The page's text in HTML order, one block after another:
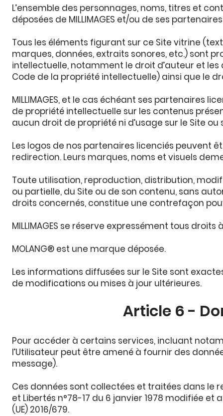
L’ensemble des personnages, noms, titres et
déposées de MILLIMAGES et/ou de ses
Tous les éléments figurant sur ce Site vitrine
marques, données, extraits sonores, etc.) sont
intellectuelle, notamment le droit d’auteur et les
Code de la propriété intellectuelle) ainsi que le
MILLIMAGES, et le cas échéant ses partenaires
de propriété intellectuelle sur les contenus
aucun droit de propriété ni d’usage sur le Site ou
Les logos de nos partenaires licenciés
redirection. Leurs marques, noms et visuels
Toute utilisation, reproduction, distribution,
ou partielle, du Site ou de son contenu, sans
droits concernés, constitue une contrefaçon
MILLIMAGES se réserve expressément tous droits
MOLANG® est une marque déposée.
Les informations diffusées sur le Site sont
de modifications ou mises à jour ultérieures.
Article 6 -
Pour accéder à certains services, incluant
l’Utilisateur peut être amené à fournir des
message).
Ces données sont collectées et traitées dans
et Libertés n°78-17 du 6 janvier 1978 modifiée et
(UE) 2016/679.